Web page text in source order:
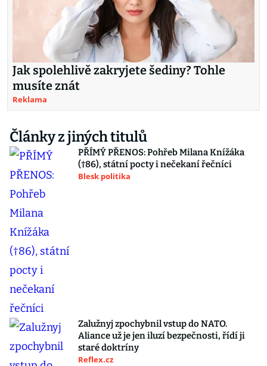
Jak spolehlivě zakryjete šediny? Tohle
musíte znát
Reklama
Články z jiných titulů
PŘÍMÝ PŘENOS: Pohřeb Milana Knížáka
(†86), státní pocty i nečekaní řečníci
Blesk politika
Zalužnyj zpochybnil vstup do NATO.
Aliance už je jen iluzí bezpečnosti, řídí ji
staré doktríny
Reflex.cz